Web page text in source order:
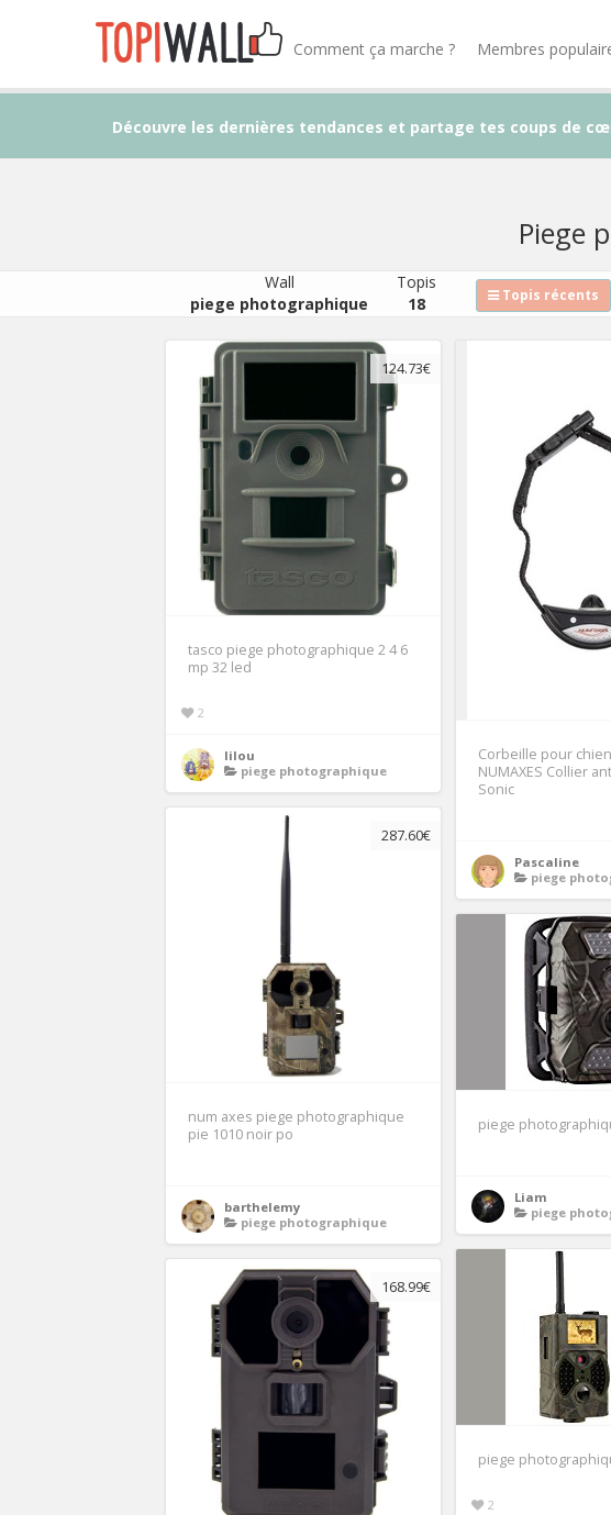
Comment ça marche ? Membres
Découvre les dernières tendances et partage tes coups de
Piege
Wall
piege photographique
Topis
18
Topis récents
124.73€
tasco piege photographique 2 4 6
mp 32 led
2
lilou
piege photographique
Corbeille pour
NUMAXES Collier
Sonic
Pascaline
piege
287.60€
num axes piege photographique
pie 1010 noir po
barthelemy
piege photographique
piege
Liam
piege
piege
2
168.99€